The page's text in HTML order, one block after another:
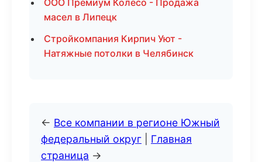
ООО Премиум Колесо - Продажа
масел в Липецк
Стройкомпания Кирпич Уют -
Натяжные потолки в Челябинск
← Все компании в регионе Южный
федеральный округ
Главная
страница →